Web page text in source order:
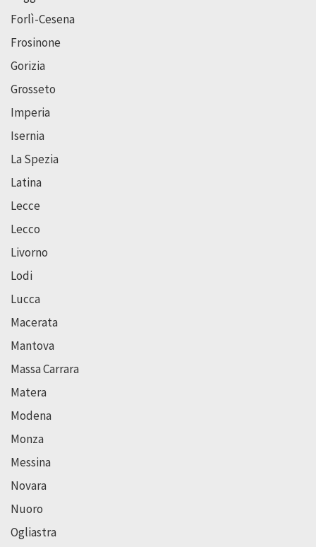
Forlì-Cesena
Frosinone
Gorizia
Grosseto
Imperia
Isernia
La Spezia
Latina
Lecce
Lecco
Livorno
Lodi
Lucca
Macerata
Mantova
Massa Carrara
Matera
Modena
Monza
Messina
Novara
Nuoro
Ogliastra